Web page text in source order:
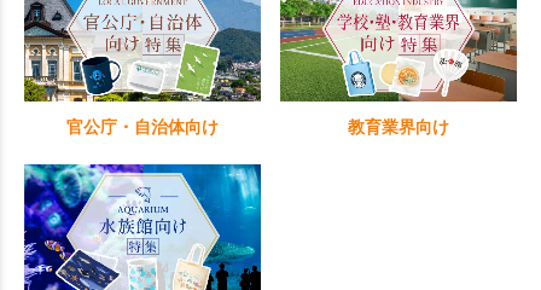
官公庁・自治体向け 教育業界向け